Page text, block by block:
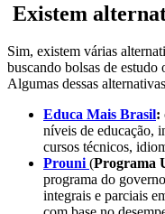
Existem
Sim, existem várias
buscando bolsas de estudo
Algumas dessas
Educa Mais Brasil:
níveis de educação,
cursos técnicos,
Prouni(Programa
programa do
integrais e parciais